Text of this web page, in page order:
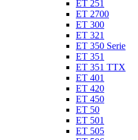
ET 251
ET 2700
ET 300
ET 321
ET 350 Serie
ET 351
ET 351 TTX
ET 401
ET 420
ET 450
ET 50
ET 501
ET 505